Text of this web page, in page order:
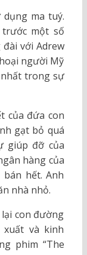
ma tuý.
trước một số
với Adrew
người Mỹ
trong sự
của đứa con
gạt bỏ quá
giúp đỡ của
hàng của
hết. Anh
nhà nhỏ.
con đường
và kinh
phim “The